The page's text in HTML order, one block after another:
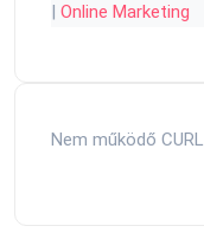
| Online Marketing
Nem működő